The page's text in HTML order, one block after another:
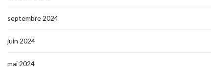
septembre 2024
juin 2024
mai 2024